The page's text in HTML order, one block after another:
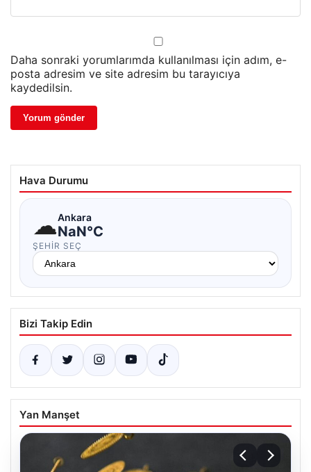
Daha sonraki yorumlarımda kullanılması için adım, e-
posta adresim ve site adresim bu tarayıcıya
kaydedilsin.
Hava Durumu
☁Ankara
NaN°C
ŞEHIR SEÇ
Bizi Takip Edin
Yan Manşet